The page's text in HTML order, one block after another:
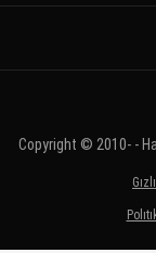
Copyright © 2010- -